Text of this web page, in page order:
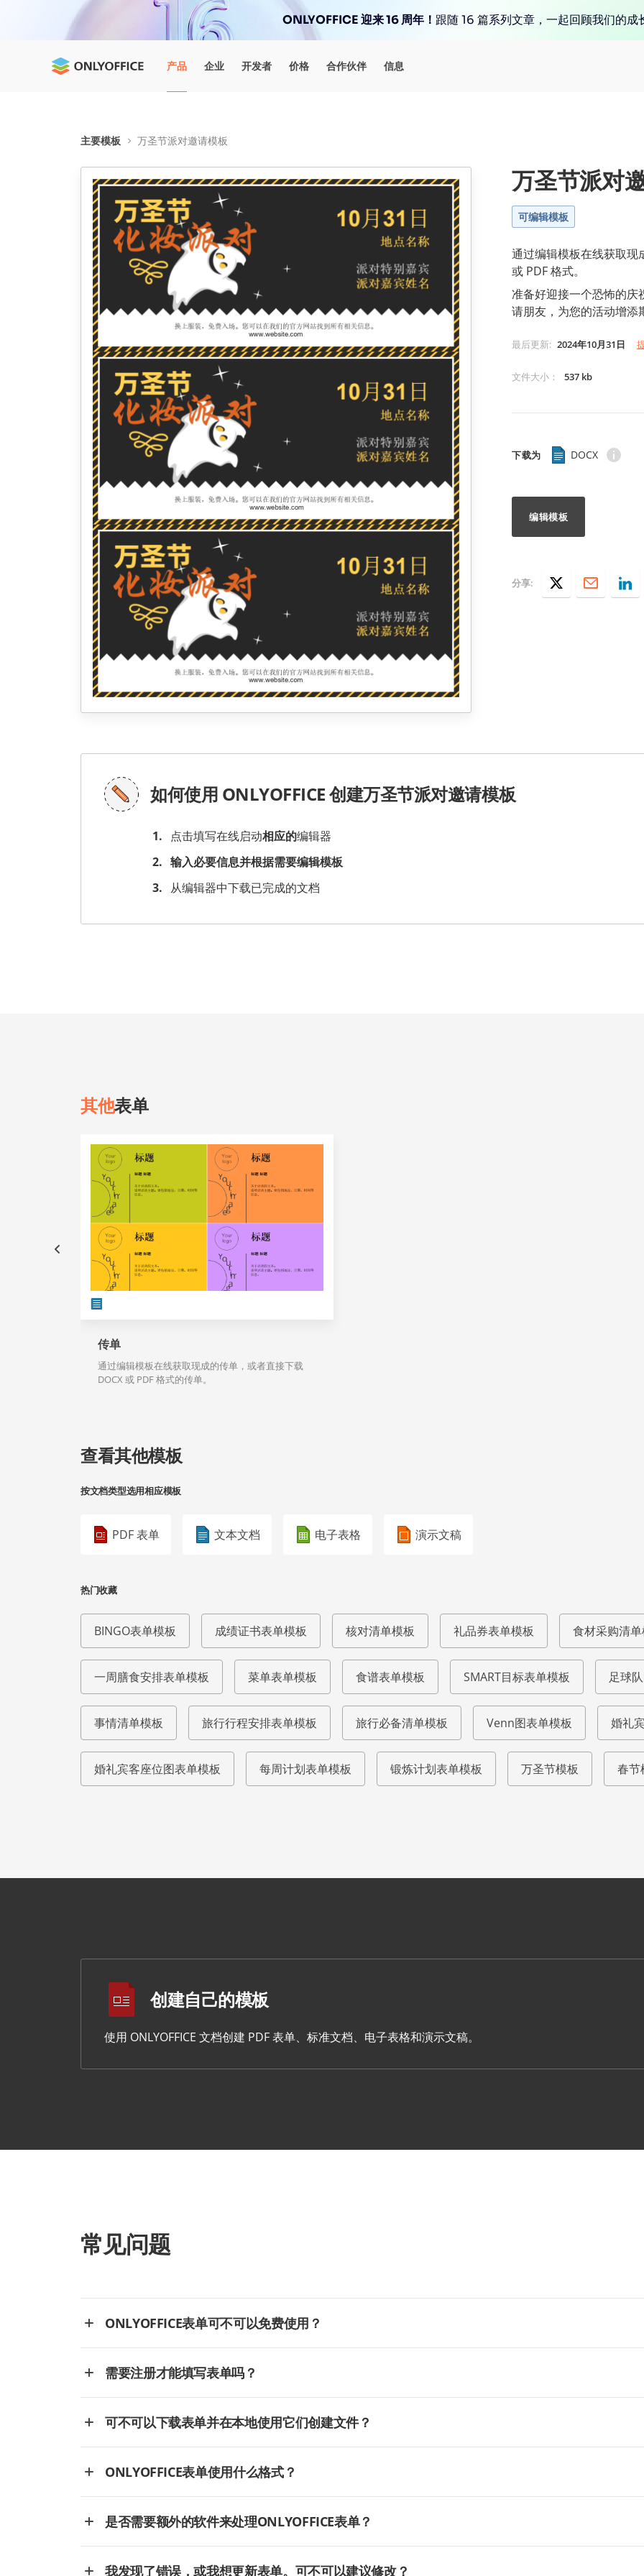
ONLYOFFICE 迎来 16 周年！ 跟随 16 篇系列文章，一起回顾我们的成
产品 企业 开发者 价格 合作伙伴 信息
主要模板 万圣节派对邀请模板
万圣节派对
可编辑模板
通过编辑模板在线获取现
或 PDF 格式。
准备好迎接一个恐怖的庆
请朋友，为您的活动增添
最后更新: 2024年10月31日
文件大小 ： 537 kb
下载为 DOCX
编辑模板
分享:
如何使用 ONLYOFFICE 创建万圣节派对邀请模板
点击填写在线启动相应的编辑器
输入必要信息并根据需要编辑模板
从编辑器中下载已完成的文档
其他表单
传单
通过编辑模板在线获取现成的传单，或者直接下载
DOCX 或 PDF 格式的传单。
查看其他模板
按文档类型选用相应模板
PDF 表单 文本文档 电子表格 演示文稿
热门收藏
BINGO表单模板 成绩证书表单模板 核对清单模板 礼品券表单模板 食材采购清
一周膳食安排表单模板 菜单表单模板 食谱表单模板 SMART目标表单模板 足球
事情清单模板 旅行行程安排表单模板 旅行必备清单模板 Venn图表单模板 婚礼
婚礼宾客座位图表单模板 每周计划表单模板 锻炼计划表单模板 万圣节模板 春节
创建自己的模板
使用 ONLYOFFICE 文档创建 PDF 表单、标准文档、电子表格和演示文稿。
常见问题
ONLYOFFICE表单可不可以免费使用？
需要注册才能填写表单吗？
可不可以下载表单并在本地使用它们创建文件？
ONLYOFFICE表单使用什么格式？
是否需要额外的软件来处理ONLYOFFICE表单？
我发现了错误，或我想更新表单。可不可以建议修改？